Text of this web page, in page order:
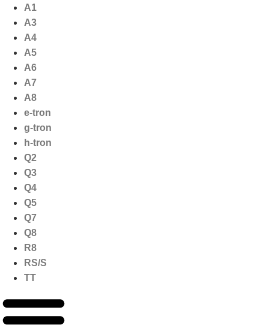
naar
inhoud
A1
A3
A4
A5
A6
A7
A8
e-tron
g-tron
h-tron
Q2
Q3
Q4
Q5
Q7
Q8
R8
RS/S
TT